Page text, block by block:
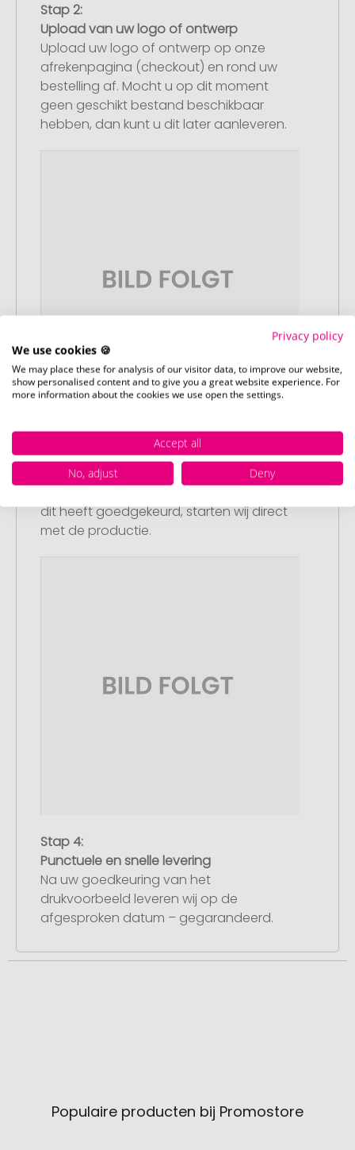
Stap 2:
Upload van uw logo of ontwerp
Upload uw logo of ontwerp op onze
afrekenpagina (checkout) en rond uw
bestelling af. Mocht u op dit moment
geen geschikt bestand beschikbaar
hebben, dan kunt u dit later aanleveren.
Stap 3:
Artikelvoorbeeld en goedkeuring
U ontvangt van ons een gratis
dit heeft goedgekeurd, starten wij direct
met de productie.
Stap 4:
Punctuele en snelle levering
Na uw goedkeuring van het
drukvoorbeeld leveren wij op de
afgesproken datum – gegarandeerd.
Populaire producten bij Promostore
Privacy policy
We use cookies 🍪
We may place these for analysis of our visitor data, to improve our website,
show personalised content and to give you a great website experience. For
more information about the cookies we use open the settings.
Accept all
No, adjust
Deny